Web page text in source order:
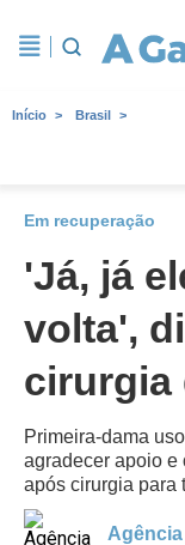
Início Brasil
Em recuperação
'Já, já
volta',
cirurgia
Primeira-dama
agradecer apoio e
após cirurgia para